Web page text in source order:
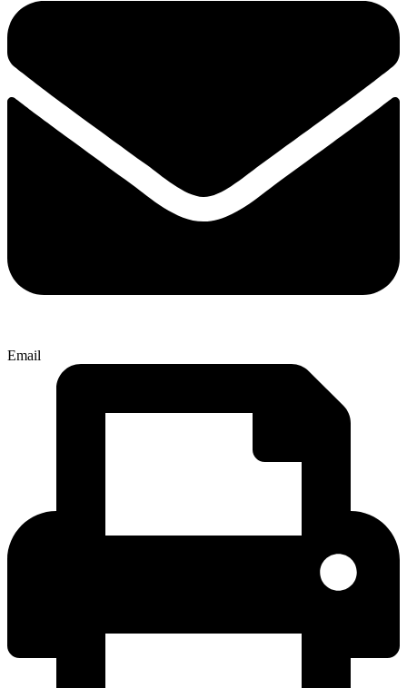
Email